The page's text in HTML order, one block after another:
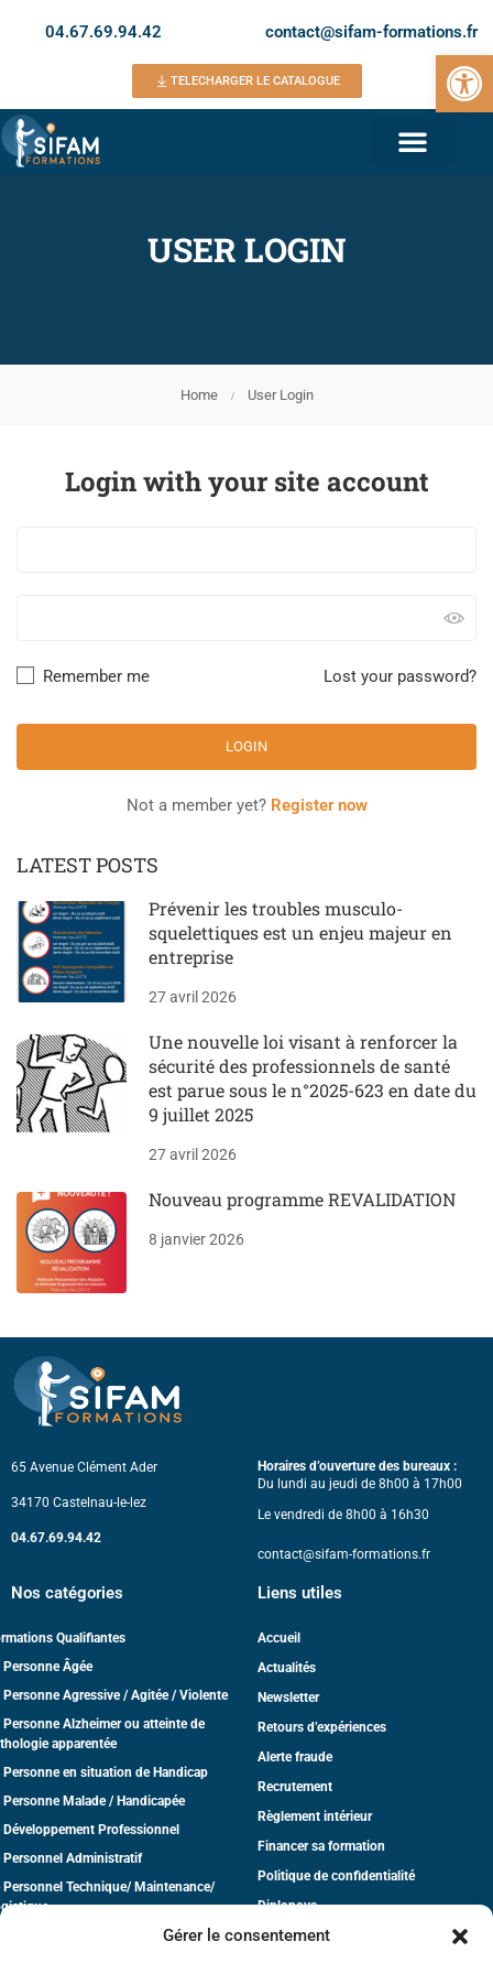
Ouvrir
Gérer le consentement
04.67.69.94.42 contact@sifam-formations.fr
TELECHARGER LE CATALOGUE
Home User Login
USER LOGIN
Login with your site account
Lost your password?
Remember me
Not a member yet? Register now
LATEST POSTS
Prévenir les troubles musculo-
squelettiques est un enjeu majeur en
entreprise
27 avril 2026
Une nouvelle loi visant à renforcer la
sécurité des professionnels de santé
est parue sous le n°2025-623 en date du
9 juillet 2025
27 avril 2026
Nouveau programme REVALIDATION
8 janvier 2026
65 Avenue Clément Ader
34170 Castelnau-le-lez
04.67.69.94.42
Horaires d’ouverture des bureaux :
Du lundi au jeudi de 8h00 à 17h00
Le vendredi de 8h00 à 16h30
contact@sifam-formations.fr
Nos catégories
Qualifiantes
Personne Âgée
Personne Agressive / Agitée / Violente
Personne Alzheimer ou atteinte de
apparentée
Personne en situation de Handicap
Personne Malade / Handicapée
Développement Professionnel
Personnel Administratif
Personnel Technique/ Maintenance/
Liens utiles
Accueil
Actualités
Newsletter
Retours d’expériences
Alerte fraude
Recrutement
Règlement intérieur
Financer sa formation
Politique de confidentialité
Diplonova
CGV